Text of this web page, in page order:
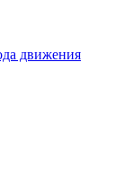
движения